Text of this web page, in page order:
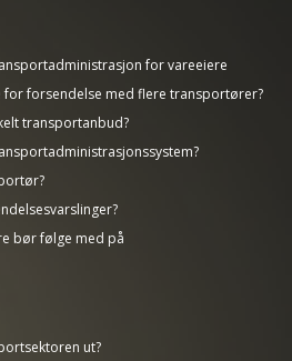
for vareeiere
forsendelse med flere transportører?
transportanbud?
bør følge med på
ut?